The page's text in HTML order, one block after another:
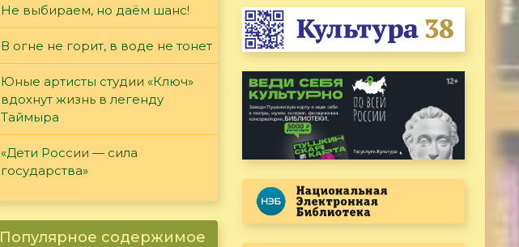
Не выбираем, но даём шанс!
В огне не горит, в воде не тонет
Юные артисты студии «Ключ»
вдохнут жизнь в легенду
Таймыра
«Дети России — сила
государства»
Популярное содержимое